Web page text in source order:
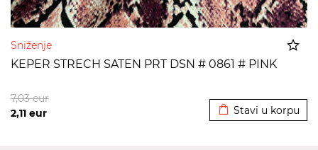
Sniženje
KEPER STRECH SATEN PRT DSN # 0861 # PINK
2,11 eur
7,03eur
Stavi u korpu